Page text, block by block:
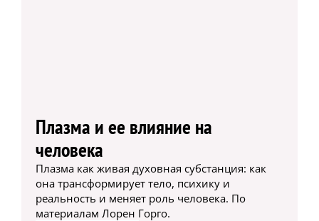
Плазма и ее влияние на
человека
Плазма как живая духовная субстанция: как
она трансформирует тело, психику и
реальность и меняет роль человека. По
материалам Лорен Горго.